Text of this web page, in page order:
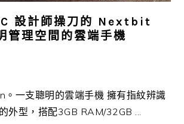
設計師操刀的 Nextbit
理空間的雲端手機
一支聰明的雲端手機 擁有指紋辨識
外型，搭配3GB RAM/32GB ...